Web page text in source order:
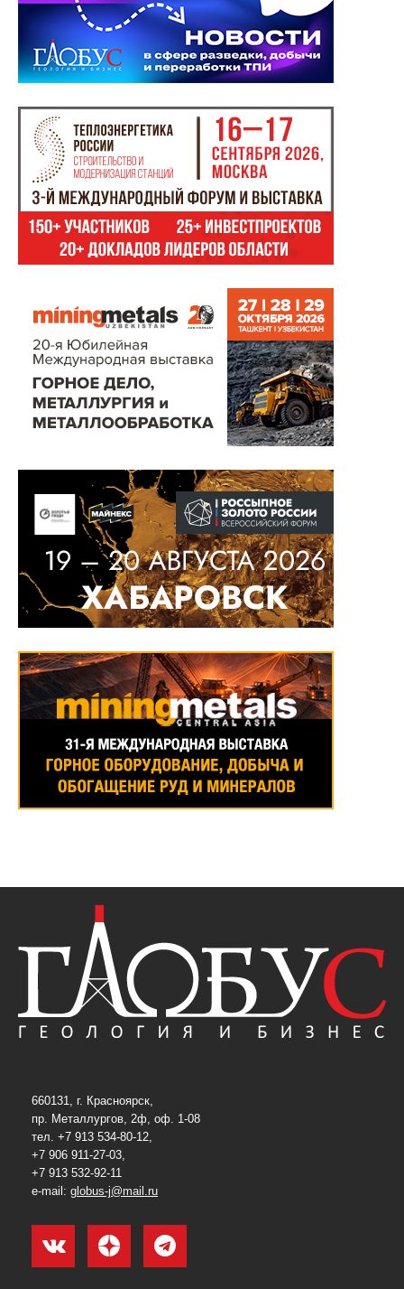
660131, г. Красноярск,
пр. Металлургов, 2ф, оф. 1-08
тел. +7 913 534-80-12,
+7 906 911-27-03,
+7 913 532-92-11
e-mail: globus-j@mail.ru